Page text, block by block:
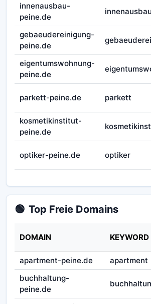
innenausbau-
peine.de
innenausbau
gebaeudereinigung-
peine.de
eigentumswohnung-
peine.de
parkett-peine.de parkett
kosmetikinstitut-
peine.de
optiker-peine.de optiker
🟢 Top Freie Domains
DOMAIN KEYWORD
apartment-peine.de apartment
buchhaltung-
peine.de